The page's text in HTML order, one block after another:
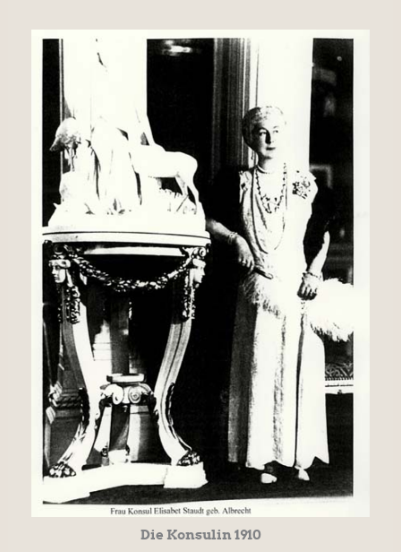
Die Konsulin 1910